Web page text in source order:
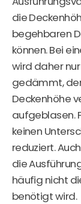
die
begehbaren
können. Bei
wird daher
gedämmt,
Deckenhöhe
aufgeblasen.
keinen
reduziert.
die
häufig nicht
benötigt wird.